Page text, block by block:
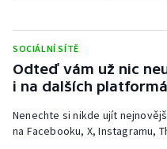
SOCIÁLNÍ SÍTĚ
Odteď vám už nic
i na dalších
Nenechte si nikde ujít
na Facebooku, X, Instagramu,